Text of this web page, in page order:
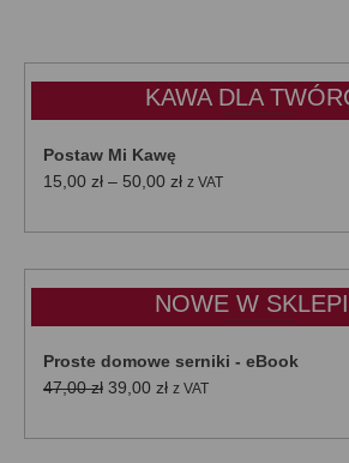
KAWA DLA
Postaw Mi Kawę
15,00 zł – 50,00 złZakres
od
do
50,00 zł
z VAT
NOWE W
Proste domowe serniki - eBook
47,00zł Pierwotna
wynosiła:
39,00 złAktualna
wynosi:
z VAT